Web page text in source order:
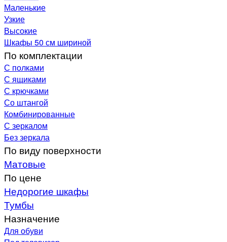
Маленькие
Узкие
Высокие
Шкафы 50 см шириной
По комплектации
С полками
С ящиками
С крючками
Со штангой
Комбинированные
С зеркалом
Без зеркала
По виду поверхности
Матовые
По цене
Недорогие шкафы
Тумбы
Назначение
Для обуви